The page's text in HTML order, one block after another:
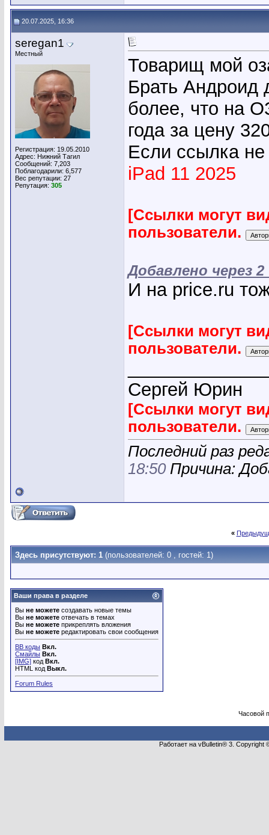
20.07.2025, 16:36
seregan1
Местный
Регистрация: 19.05.2010
Адрес: Нижний Тагил
Сообщений: 7,203
Поблагодарили: 6,577
Вес репутации: 27
Репутация: 305
Товарищ мой
Брать Андроид
более, что на
года за цену
Если ссылка
iPad 11 2025
[Ссылки могут
пользователи.
Добавлено через
И на price.ru
[Ссылки могут
пользователи.
Сергей Юрин
[Ссылки могут
пользователи.
Последний раз
18:50Причина:
«
Здесь присутствуют: 1 (пользователей: 0 , гостей: 1)
Ваши права в разделе
Вы не можете создавать новые темы
Вы не можете отвечать в темах
Вы не можете прикреплять вложения
Вы не можете редактировать свои сообщения
BB коды Вкл.
Смайлы Вкл.
[IMG] код Вкл.
HTML код Выкл.
Forum Rules
Часовой
Работает на vBulletin® 3.